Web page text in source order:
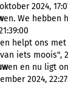
2024,
en. We hebben
helpt ons met
iets moois", 2
en en nu ligt
2024,